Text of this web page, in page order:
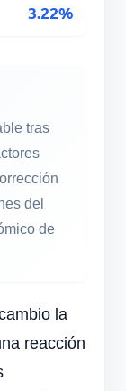
3.22%
tras
del
de
la
reacción